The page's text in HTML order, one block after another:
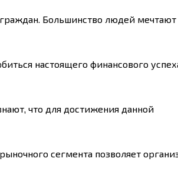
Большинство людей мечтают
настоящего финансового
что для достижения данной
сегмента позволяет